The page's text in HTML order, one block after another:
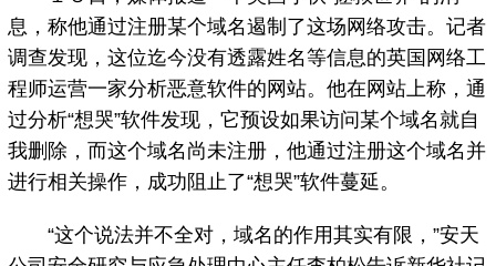
息，称他通过注册某个域名遏制了这场网络攻击。记者
调查发现，这位迄今没有透露姓名等信息的英国网络工
程师运营一家分析恶意软件的网站。他在网站上称，通
过分析“想哭”软件发现，它预设如果访问某个域名就自
我删除，而这个域名尚未注册，他通过注册这个域名并
进行相关操作，成功阻止了“想哭”软件蔓延。
“这个说法并不全对，域名的作用其实有限，”安天